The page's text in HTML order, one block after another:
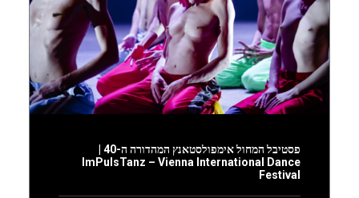
ImPulsTanz – Vienna International Dance
Festival